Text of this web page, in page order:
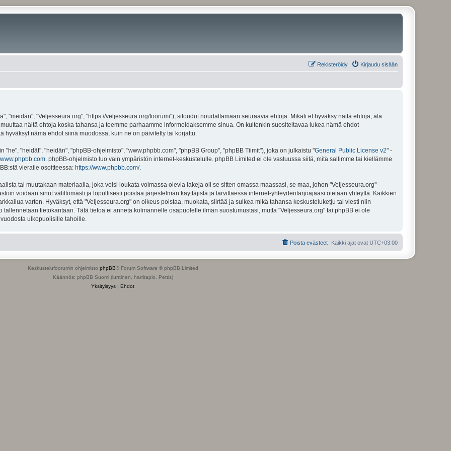
Kirjaudu sisään
Rekisteröidy
"meidän", "Veljesseura.org", "https://veljesseura.org/foorumi"), sitoudut noudattamaan seuraavia ehtoja. Mikäli et hyväksy näitä ehtoja, älä
näitä ehtoja koska tahansa ja teemme parhaamme informoidaksemme sinua. On kuitenkin suositeltavaa lukea nämä ehdot
nämä ehdot siinä muodossa, kuin ne on päivitetty tai korjattu.
"heidät", "heidän", "phpBB-ohjelmisto", "www.phpbb.com", "phpBB Group", "phpBB Tiimit"), joka on julkaistu "General Public License v2" -
www.phpbb.com . phpBB-ohjelmisto luo vain ympäristön internet-keskustelulle. phpBB Limited ei ole vastuussa siitä, mitä sallimme tai kiellämme
vieraile osoitteessa: https://www.phpbb.com/.
tai muutakaan materiaalia, joka voisi loukata voimassa olevia lakeja oli se sitten omassa maassasi, se maa, johon "Veljesseura.org"-
voidaan sinut välittömästi ja lopullisesti poistaa järjestelmän käyttäjistä ja tarvittaessa internet-yhteydentarjoajaasi otetaan yhteyttä. Kaikkien
varten. Hyväksyt, että "Veljesseura.org" on oikeus poistaa, muokata, siirtää ja sulkea mikä tahansa keskusteluketju tai viesti niin
tietokantaan. Tätä tietoa ei anneta kolmannelle osapuolelle ilman suostumustasi, mutta "Veljesseura.org" tai phpBB ei ole
ulkopuolisille tahoille.
Kaikki ajat ovat UTC+03:00
Poista evästeet
Keskustelufoorumin ohjelmisto phpBB® Forum Software © phpBB Limited
Käännös: phpBB Suomi (lurttinen, harritapio, Pettis)
Yksityisyys | Ehdot